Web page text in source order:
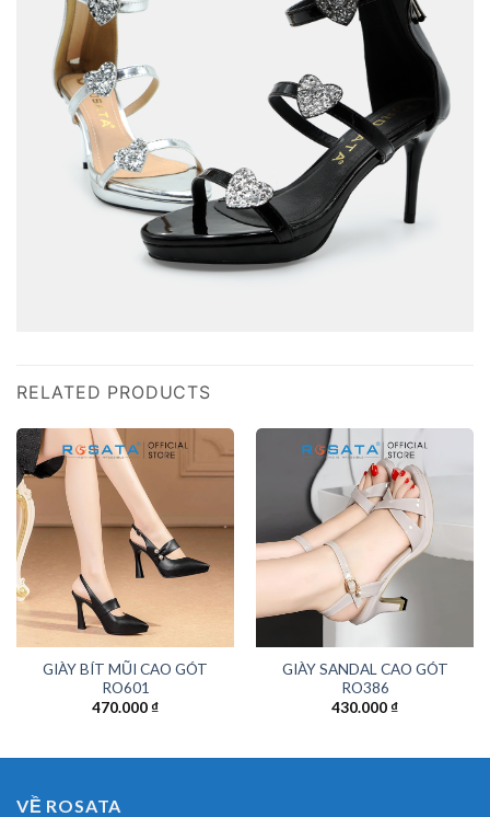
RELATED PRODUCTS
GIÀY BÍT MŨI CAO GÓT
RO601
470.000₫
GIÀY SANDAL CAO GÓT
RO386
430.000₫
VỀ ROSATA